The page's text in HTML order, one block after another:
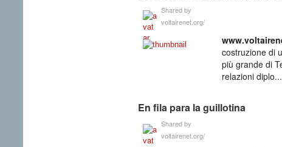
Shared by
voltairenet.org/
costruzione di
più grande di
relazioni diplo...
En fila para la guillotina
Shared by
voltairenet.org/